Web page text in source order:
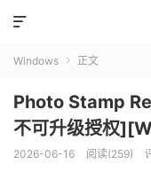

Windows  正文
Photo Stamp
不可升级授权
2026-06-16 阅读(259)